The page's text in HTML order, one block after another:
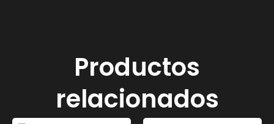
Productos
relacionados